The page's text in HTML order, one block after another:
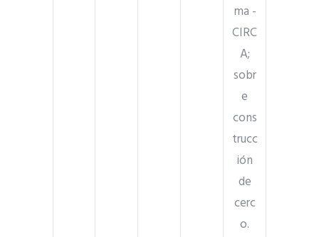
ma -
CIRC
A;
sobr
e
cons
trucc
ión
de
cerc
o.